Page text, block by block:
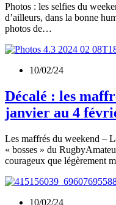
Photos : les selfies du
d’ailleurs, dans la bonne
photos de…
10/02/24
Décalé : les
janvier au 4
Les maffrés du weekend –
« bosses » du
courageux que légèrement
10/02/24